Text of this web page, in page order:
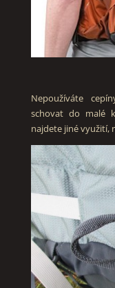
Nepoužíváte
schovat do malé
najdete jiné využití,